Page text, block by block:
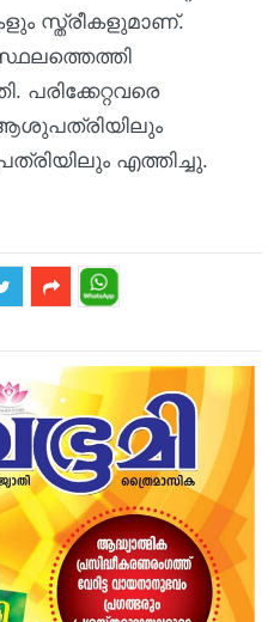
സ്ത്രീകളുമാണ്.
പരിക്കേറ്റവരെ
എത്തിച്ചു.